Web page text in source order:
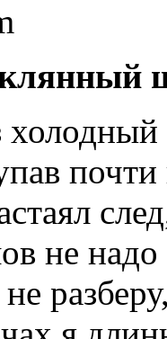
холодный
не